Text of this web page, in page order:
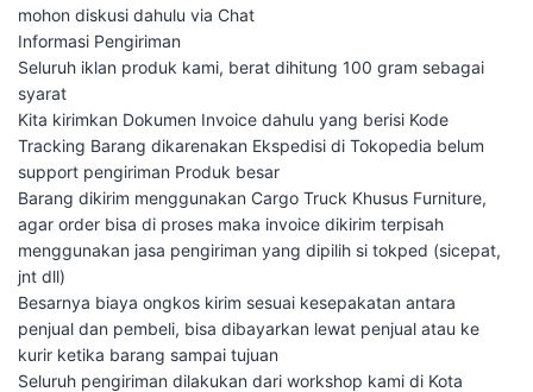
mohon diskusi dahulu via Chat
Informasi Pengiriman
Seluruh iklan produk kami, berat dihitung 100 gram sebagai
syarat
Kita kirimkan Dokumen Invoice dahulu yang berisi Kode
Tracking Barang dikarenakan Ekspedisi di Tokopedia belum
support pengiriman Produk besar
Barang dikirim menggunakan Cargo Truck Khusus Furniture,
agar order bisa di proses maka invoice dikirim terpisah
menggunakan jasa pengiriman yang dipilih si tokped (sicepat,
jnt dll)
Besarnya biaya ongkos kirim sesuai kesepakatan antara
penjual dan pembeli, bisa dibayarkan lewat penjual atau ke
kurir ketika barang sampai tujuan
Seluruh pengiriman dilakukan dari workshop kami di Kota